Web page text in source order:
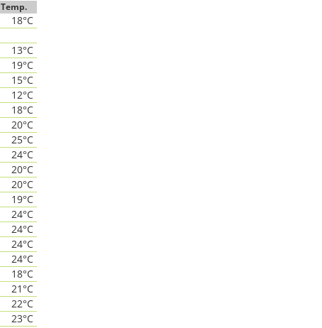
Temp.
18°C
13°C
19°C
15°C
12°C
18°C
20°C
25°C
24°C
20°C
20°C
19°C
24°C
24°C
24°C
24°C
18°C
21°C
22°C
23°C